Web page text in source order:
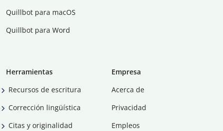
Quillbot para macOS
Quillbot para Word
Herramientas
Recursos de escritura
Corrección lingüística
Citas y originalidad
Empresa
Acerca de
Privacidad
Empleos